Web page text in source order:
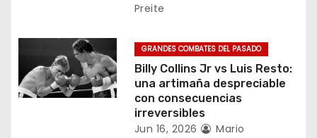
e
n
t
Preite
GRANDES COMBATES DEL PASADO
Billy Collins Jr vs Luis Resto:
una artimaña despreciable
con consecuencias
irreversibles
Jun 16, 2026
Mario